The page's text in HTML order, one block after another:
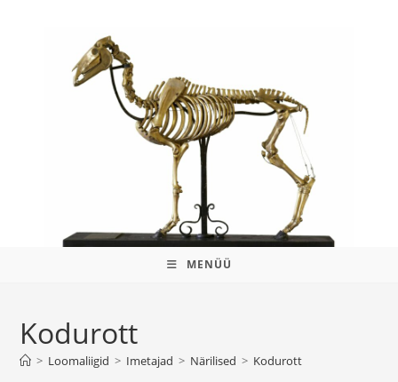
MENÜÜ
Kodurott
> Loomaliigid > Imetajad > Närilised > Kodurott